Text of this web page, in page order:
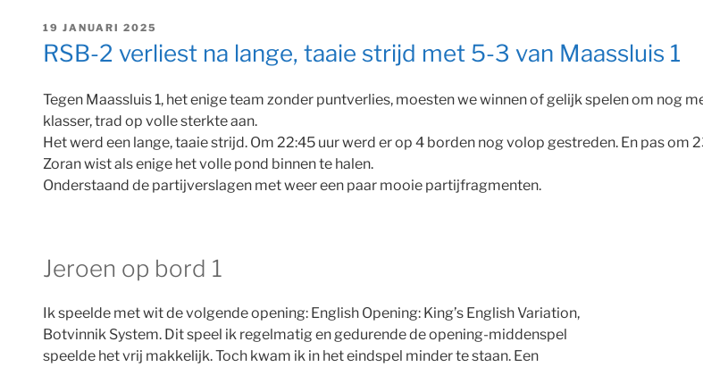
GEPLAATST
OP
19 JANUARI 2025
RSB-2 verliest na lange, taaie strijd met 5-3 van Maassluis 1
Tegen Maassluis 1, het enige team zonder puntverlies, moesten we winnen of gelijk spelen om nog
klasser, trad op volle sterkte aan.
Het werd een lange, taaie strijd. Om 22:45 uur werd er op 4 borden nog volop gestreden. En pas
Zoran wist als enige het volle pond binnen te halen.
Onderstaand de partijverslagen met weer een paar mooie partijfragmenten.
Jeroen op bord 1
Ik speelde met wit de volgende opening: English Opening: King’s English Variation,
Botvinnik System. Dit speel ik regelmatig en gedurende de opening-middenspel
speelde het vrij makkelijk. Toch kwam ik in het eindspel minder te staan. Een